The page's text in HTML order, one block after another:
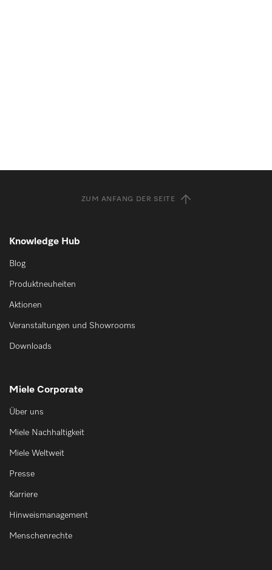
ZUM ANFANG DER SEITE
Knowledge Hub
Blog
Produktneuheiten
Aktionen
Veranstaltungen und Showrooms
Downloads
Miele Corporate
Über uns
Miele Nachhaltigkeit
Miele Weltweit
Presse
Karriere
Hinweismanagement
Menschenrechte